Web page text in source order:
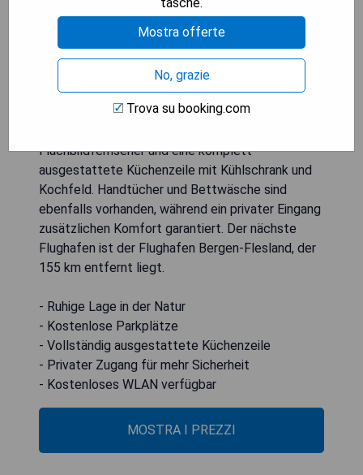
Kvamsdal Pensjonat 1 befindet sich in Eidfjord in
der Hordaland-Region und bietet einen Garten
sowie eine Terrasse. Die Unterkunft verfügt über
Flachbildfernseher und eine komplett
ausgestattete Küchenzeile mit Kühlschrank und
Kochfeld. Handtücher und Bettwäsche sind
ebenfalls vorhanden, während ein privater Eingang
zusätzlichen Komfort garantiert. Der nächste
Flughafen ist der Flughafen Bergen-Flesland, der
155 km entfernt liegt.
- Ruhige Lage in der Natur
- Kostenlose Parkplätze
- Vollständig ausgestattete Küchenzeile
- Privater Zugang für mehr Sicherheit
- Kostenloses WLAN verfügbar
MOSTRA I PREZZI
Mostra offerte
No, grazie
Trova su booking.com